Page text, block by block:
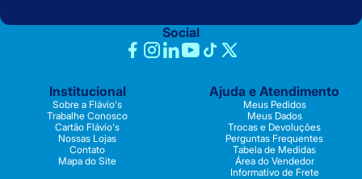
Social
Institucional
Sobre a Flávio's
Trabalhe Conosco
Cartão Flávio's
Nossas Lojas
Contato
Mapa do Site
Ajuda e Atendimento
Meus Pedidos
Meus Dados
Trocas e Devoluções
Perguntas Frequentes
Tabela de Medidas
Área do Vendedor
Informativo de Frete